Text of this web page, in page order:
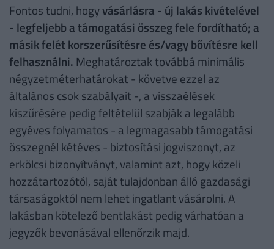
Fontos tudni, hogyvásárlásra - új lakás kivételével
- legfeljebb a támogatási összeg fele fordítható; a
másik felét korszerűsítésre és/vagy bővítésre kell
felhasználni. Meghatároztak továbbá minimális
négyzetméterhatárokat - követve ezzel az
általános csok szabályait -, a visszaélések
kiszűrésére pedig feltételül szabják a legalább
egyéves folyamatos - a legmagasabb támogatási
összegnél kétéves - biztosítási jogviszonyt, az
erkölcsi bizonyítványt, valamint azt, hogy közeli
hozzátartozótól, saját tulajdonban álló gazdasági
társaságoktól nem lehet ingatlant vásárolni. A
lakásban kötelező bentlakást pedig várhatóan a
jegyzők bevonásával ellenőrzik majd.